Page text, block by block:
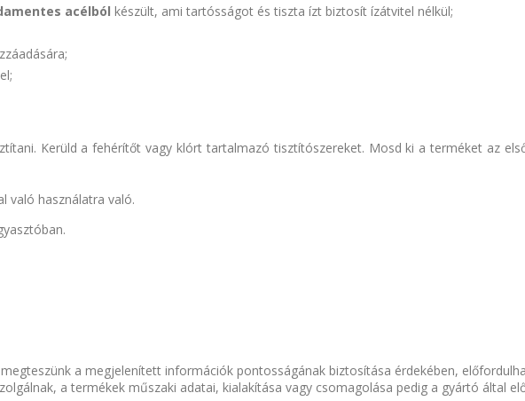
acélból készült, ami tartósságot és tiszta ízt biztosít ízátvitel nélkül;
Kerüld a fehérítőt vagy klórt tartalmazó tisztítószereket. Mosd ki a terméket az
való használatra való.
a megjelenített információk pontosságának biztosítása érdekében,
a termékek műszaki adatai, kialakítása vagy csomagolása pedig a gyártó által